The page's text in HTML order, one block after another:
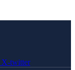
X-twitter